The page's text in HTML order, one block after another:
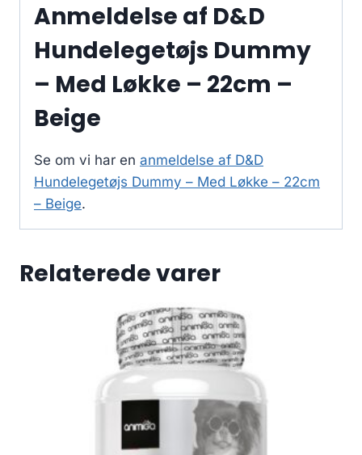
Anmeldelse af D&D
Hundelegetøjs Dummy
– Med Løkke – 22cm –
Beige
Se om vi har en anmeldelse af D&D
Hundelegetøjs Dummy – Med Løkke – 22cm
– Beige.
Relaterede varer